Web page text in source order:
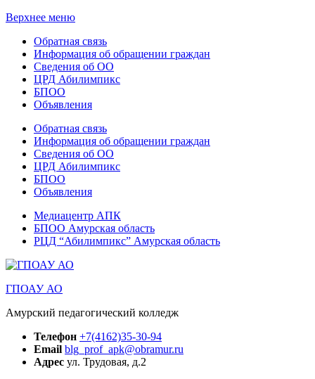
Верхнее меню
Обратная связь
Информация об обращении граждан
Сведения об ОО
ЦРД Абилимпикс
БПОО
Объявления
Обратная связь
Информация об обращении граждан
Сведения об ОО
ЦРД Абилимпикс
БПОО
Объявления
Медиацентр АПК
БПОО Амурская область
РЦД “Абилимпикс” Амурская область
ГПОАУ АО
Амурский педагогический колледж
Телефон +7(4162)35-30-94
Email blg_prof_apk@obramur.ru
Адрес ул. Трудовая, д.2